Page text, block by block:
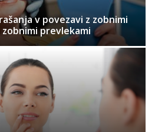
v povezavi z zobnimi
zobnimi prevlekami